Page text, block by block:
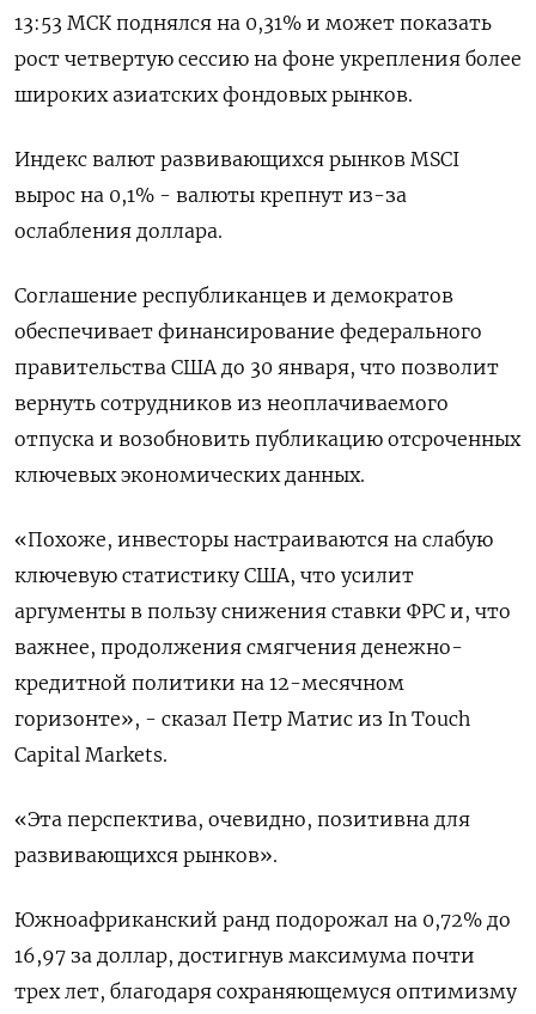
13:53 МСК поднялся на 0,31% и может показать
рост четвертую сессию на фоне укрепления более
широких азиатских фондовых рынков.
Индекс валют развивающихся рынков MSCI
вырос на 0,1% - валюты крепнут из-за
ослабления доллара.
Соглашение республиканцев и демократов
обеспечивает финансирование федерального
правительства США до 30 января, что позволит
вернуть сотрудников из неоплачиваемого
отпуска и возобновить публикацию отсроченных
ключевых экономических данных.
«Похоже, инвесторы настраиваются на слабую
ключевую статистику США, что усилит
аргументы в пользу снижения ставки ФРС и, что
важнее, продолжения смягчения денежно-
кредитной политики на 12-месячном
горизонте», - сказал Петр Матис из In Touch
Capital Markets.
«Эта перспектива, очевидно, позитивна для
развивающихся рынков».
Южноафриканский ранд подорожал на 0,72% до
16,97 за доллар, достигнув максимума почти
трех лет, благодаря сохраняющемуся оптимизму